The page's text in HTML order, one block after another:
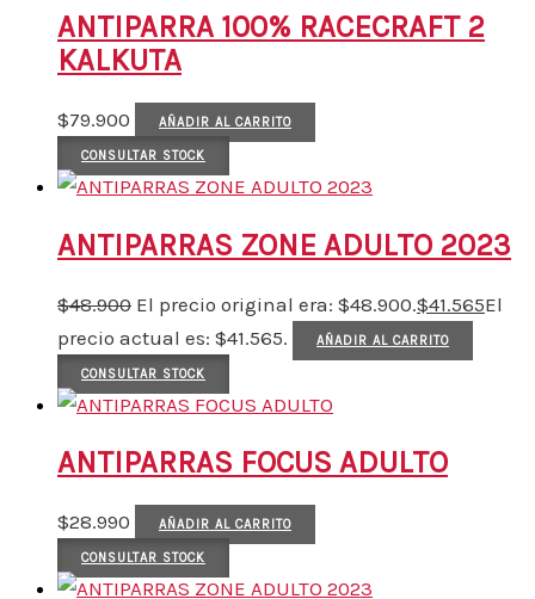
ANTIPARRA 100% RACECRAFT 2
KALKUTA
$79.900 AÑADIR AL CARRITO
CONSULTAR STOCK
ANTIPARRAS ZONE ADULTO 2023
$48.900 El precio original era: $48.900.$41.565El
precio actual es: $41.565.
AÑADIR AL CARRITO
CONSULTAR STOCK
ANTIPARRAS FOCUS ADULTO
$28.990 AÑADIR AL CARRITO
CONSULTAR STOCK